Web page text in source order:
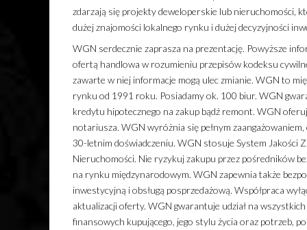
zdarzają się projekty deweloperskie lub nieruchomości,
dużej znajomości lokalnego rynku i dużej decyzyjności
WGN serdecznie zaprasza na prezentację. Powyższe
ofertą handlowa w rozumieniu przepisów kodeksu
zawarte w niej informacje mogą ulec zmianie. WGN to
rynku od 1991 roku. Posiadamy ok. 100 biur. WGN
kredytu hipotecznego na zakup bądź remont. WGN
notariusza. WGN wyróżnia się pełnym
30-letnim doświadczeniu. WGN stosuje System Jakości
Nieruchomości. Nie ryzykuj zakupu przez pośredników
na rynku międzynarodowym. WGN zapewnia także
inwestycyjną i obsługą posprzedażową. Współpraca
aktualizacji oferty. WGN gwarantuje udział na
finansowych kupującego, jego stylu życia oraz potrzeb,